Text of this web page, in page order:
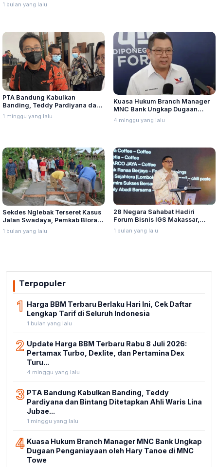
1 bulan yang lalu
PTA Bandung Kabulkan
Banding, Teddy Pardiyana dan
Bintang Ditetapkan Ahli Waris
Lina Jubaedah
1 minggu yang lalu
Kuasa Hukum Branch Manager
MNC Bank Ungkap Dugaan
Penganiayaan oleh Hary Tanoe
di MNC Towe
4 minggu yang lalu
Sekdes Nglebak Terseret Kasus
Jalan Swadaya, Pemkab Blora
Sebut Pendampingan Hukum
Bukan Kewenangannya
1 bulan yang lalu
28 Negara Sahabat Hadiri
Forum Bisnis IGS Makassar,
Munafri Tawarkan Investasi
Stadion Untia
1 bulan yang lalu
Terpopuler
1 Harga BBM Terbaru Berlaku Hari Ini, Cek Daftar
Lengkap Tarif di Seluruh Indonesia
1 bulan yang lalu
2 Update Harga BBM Terbaru Rabu 8 Juli 2026:
Pertamax Turbo, Dexlite, dan Pertamina Dex
Turu...
4 minggu yang lalu
3 PTA Bandung Kabulkan Banding, Teddy
Pardiyana dan Bintang Ditetapkan Ahli Waris Lina
Jubae...
1 minggu yang lalu
4 Kuasa Hukum Branch Manager MNC Bank Ungkap
Dugaan Penganiayaan oleh Hary Tanoe di MNC
Towe